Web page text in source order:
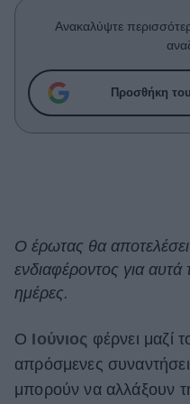
Who
True Stories
Success Stories
Ζώδια
Cooking
Green
ΒΟΞ
Ανακαλύψτε
Προσθήκη
Ο έρωτας θα αποτελέσει
ενδιαφέροντος για αυτά
ημέρες.
Ο Ιούνιος φέρνει μαζί
απρόσμενες
μπορούν να αλλάξουν